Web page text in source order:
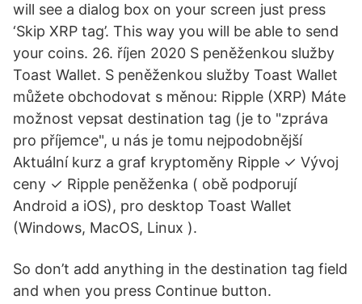
will see a dialog box on your screen just press
‘Skip XRP tag’. This way you will be able to send
your coins. 26. říjen 2020 S peněženkou služby
Toast Wallet. S peněženkou služby Toast Wallet
můžete obchodovat s měnou: Ripple (XRP) Máte
možnost vepsat destination tag (je to "zpráva
pro příjemce", u nás je tomu nejpodobnější
Aktuální kurz a graf kryptoměny Ripple ✓ Vývoj
ceny ✓ Ripple peněženka ( obě podporují
Android a iOS), pro desktop Toast Wallet
(Windows, MacOS, Linux ).
So don’t add anything in the destination tag field
and when you press Continue button.